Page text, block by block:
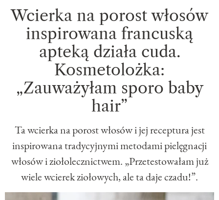
Wcierka na porost włosów
inspirowana francuską
apteką działa cuda.
Kosmetolożka:
„Zauważyłam sporo baby
hair”
Ta wcierka na porost włosów i jej receptura jest
inspirowana tradycyjnymi metodami pielęgnacji
włosów i ziołolecznictwem. „Przetestowałam już
wiele wcierek ziołowych, ale ta daje czadu!”.